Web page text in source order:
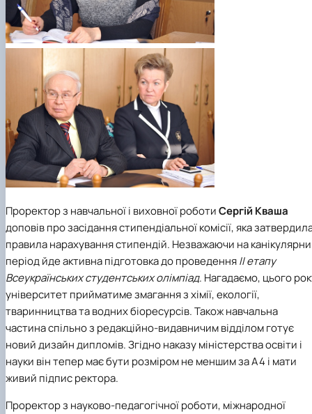
Проректор з навчальної і виховної роботиСергій Кваша
доповів про засідання стипендіальної комісії, яка
правила нарахування стипендій. Незважаючи на
період йде активна підготовка до проведенняІІ етапу
Всеукраїнських студентських олімпіад. Нагадаємо, цього
університет прийматиме змагання з хімії, екології,
тваринництва та водних біоресурсів. Також навчальна
частина спільно з редакційно-видавничим відділом готує
новий дизайн дипломів. Згідно наказу міністерства освіти і
науки він тепер має бути розміром не меншим за А4 і мати
живий підпис ректора.
Проректор з науково-педагогічної роботи, міжнародної